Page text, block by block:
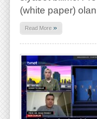
(white paper)
Read More »